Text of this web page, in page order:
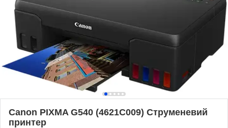
Canon PIXMA G540 (4621C009) Струменевий
принтер